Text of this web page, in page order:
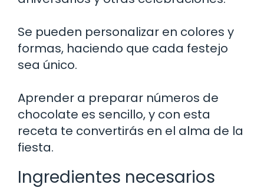
Se pueden personalizar en colores y
formas, haciendo que cada festejo
sea único.
Aprender a preparar números de
chocolate es sencillo, y con esta
receta te convertirás en el alma de la
fiesta.
Ingredientes necesarios